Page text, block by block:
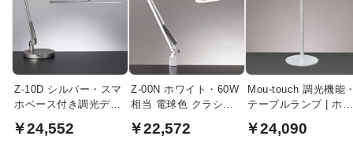
Z-10D シルバー・スマ
ホベース付き調光デス
￥24,552
Z-00N ホワイト・60W
相当 電球色 クラシカ
￥22,572
Mou-touch 調光機能
テーブルランプ | ホワ
￥24,090